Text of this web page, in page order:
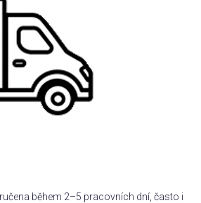
během 2–5 pracovních dní, často i